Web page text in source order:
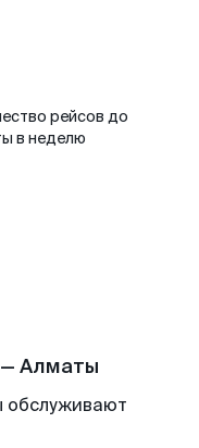
рейсов до
в неделю
Алматы